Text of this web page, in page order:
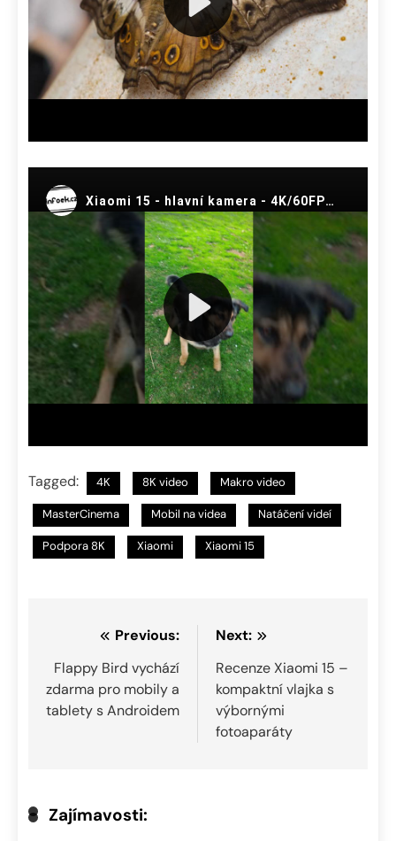
Tagged: 4K 8K video Makro video
MasterCinema Mobil na videa Natáčení videí
Podpora 8K Xiaomi Xiaomi 15
Navigace
pro
příspěvek
Previous:
Flappy Bird vychází
zdarma pro mobily a
tablety s Androidem
Next:
Recenze Xiaomi 15 –
kompaktní vlajka s
výbornými
fotoaparáty
Zajímavosti: